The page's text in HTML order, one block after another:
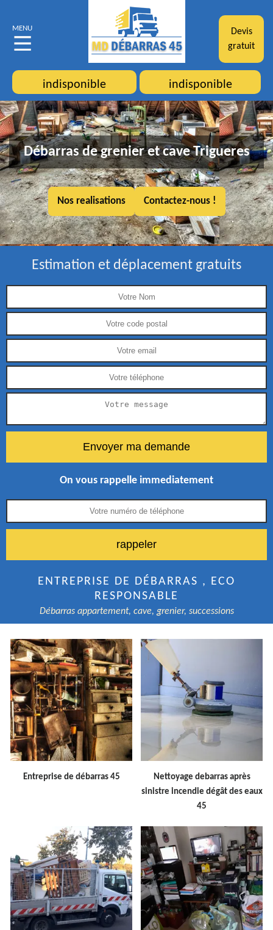
MENU
Devis
gratuit
indisponible indisponible
Débarras de grenier et cave Trigueres
Nos realisations Contactez-nous !
Estimation et déplacement gratuits
On vous rappelle immediatement
ENTREPRISE DE DÉBARRAS , ECO
RESPONSABLE
Débarras appartement, cave, grenier, successions
Entreprise de débarras 45
Nettoyage debarras après
sinistre incendie dégât des eaux
45